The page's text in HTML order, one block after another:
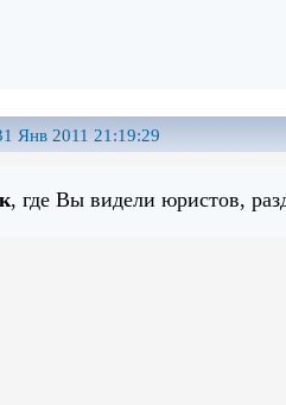
Янв 2011 21:19:29
, где Вы видели юристов,